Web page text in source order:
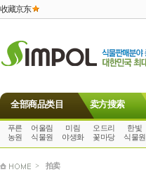
收藏京东
全部商品类目 卖方搜索
푸른
농원
어울림
식물원
미림
야생화
오드리
꽃마당
한빛
식물원
> 拍卖